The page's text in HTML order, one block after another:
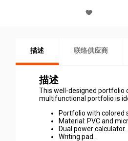
描述 联络供应商
描述
This well-designed portfolio
multifunctional portfolio is
Portfolio with colored
Material: PVC and
Dual power calculator.
Writing pad.